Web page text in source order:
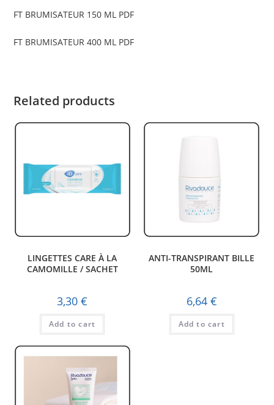
FT BRUMISATEUR 150 ML PDF
FT BRUMISATEUR 400 ML PDF
Related products
LINGETTES CARE À LA
CAMOMILLE / SACHET
3,30€
Add to cart
ANTI-TRANSPIRANT BILLE
50ML
6,64 €
Add to cart